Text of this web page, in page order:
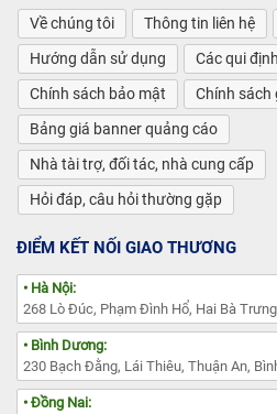
Về chúng tôi Thông tin liên hệ
Hướng dẫn sử dụng
Các qui
Chính sách bảo mật
Chính sách
Bảng giá banner quảng cáo
Nhà tài trợ, đối tác, nhà cung cấp
Hỏi đáp, câu hỏi thường gặp
ĐIỂM KẾT NỐI GIAO THƯƠNG
• Hà Nội:
268 Lò Đúc, Phạm Đình Hổ, Hai Bà
• Bình Dương:
230 Bạch Đằng, Lái Thiêu, Thuận An,
• Đồng Nai: